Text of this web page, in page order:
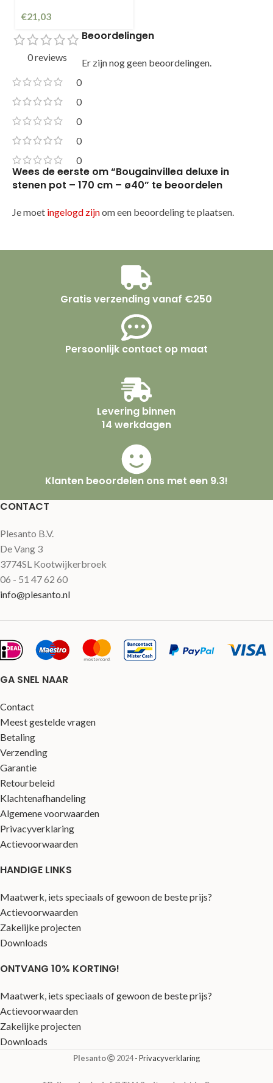
€21,03
0 reviews
0
0
0
0
0
Beoordelingen
Er zijn nog geen beoordelingen.
Wees de eerste om “Bougainvillea deluxe in
stenen pot – 170 cm – ø40” te beoordelen
Je moet ingelogd zijnom een beoordeling te plaatsen.
Gratis verzending vanaf €250
Persoonlijk contact op maat
Levering binnen
14 werkdagen
Klanten beoordelen ons met een 9.3!
CONTACT
Plesanto B.V.
De Vang 3
3774SL Kootwijkerbroek
06 - 51 47 62 60
info@plesanto.nl
GA SNEL NAAR
Contact
Meest gestelde vragen
Betaling
Verzending
Garantie
Retourbeleid
Klachtenafhandeling
Algemene voorwaarden
Privacyverklaring
Actievoorwaarden
HANDIGE LINKS
Maatwerk, iets speciaals of gewoon de beste prijs?
Actievoorwaarden
Zakelijke projecten
Downloads
ONTVANG 10% KORTING!
Maatwerk, iets speciaals of gewoon de beste prijs?
Actievoorwaarden
Zakelijke projecten
Downloads
Plesanto 2024- Privacyverklaring